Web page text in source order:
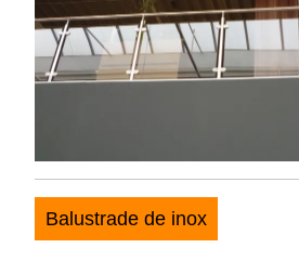
Balustrade de inox